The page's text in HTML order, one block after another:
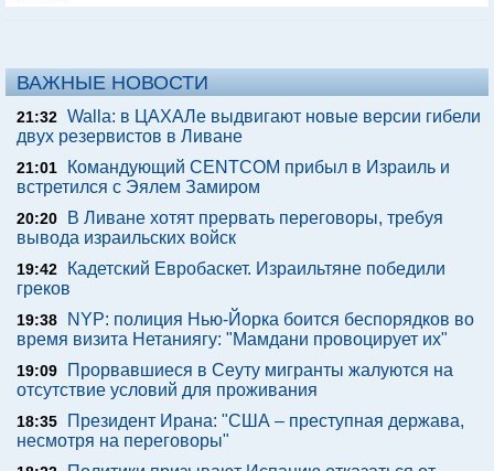
ВАЖНЫЕ НОВОСТИ
21:32 Walla: в ЦАХАЛе выдвигают новые версии гибели
двух резервистов в Ливане
21:01
Командующий CENTCOM прибыл в Израиль и
встретился с Эялем Замиром
20:20
В Ливане хотят прервать переговоры, требуя
вывода израильских войск
19:42
Кадетский Евробаскет. Израильтяне победили
греков
19:38
NYP: полиция Нью-Йорка боится беспорядков во
время визита Нетаниягу: "Мамдани провоцирует их"
19:09
Прорвавшиеся в Сеуту мигранты жалуются на
отсутствие условий для проживания
18:35
Президент Ирана: "США – преступная держава,
несмотря на переговоры"